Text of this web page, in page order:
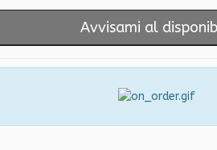
Avvisami al